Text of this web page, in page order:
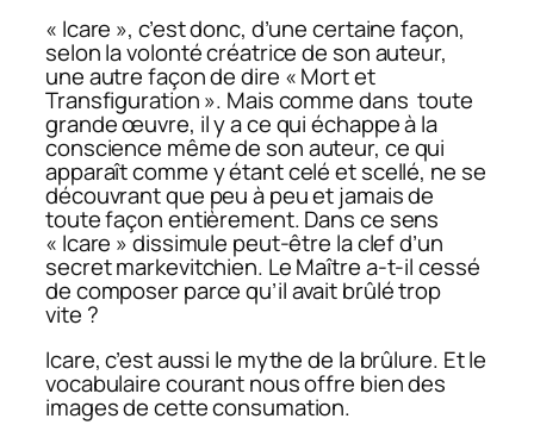
« Icare », c’est donc, d’une certaine façon,
selon la volonté créatrice de son auteur,
une autre façon de dire « Mort et
Transfiguration ». Mais comme dans toute
grande œuvre, il y a ce qui échappe à la
conscience même de son auteur, ce qui
apparaît comme y étant celé et scellé, ne se
découvrant que peu à peu et jamais de
toute façon entièrement. Dans ce sens
« Icare » dissimule peut-être la clef d’un
secret markevitchien. Le Maître a-t-il cessé
de composer parce qu’il avait brûlé trop
vite ?
Icare, c’est aussi le mythe de la brûlure. Et le
vocabulaire courant nous offre bien des
images de cette consumation.